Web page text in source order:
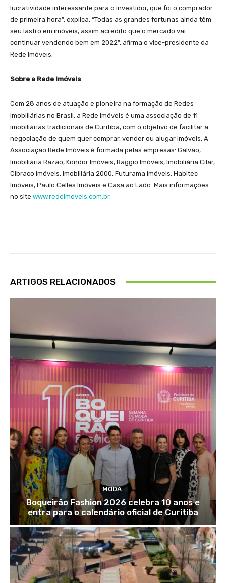
lucratividade interessante para o investidor, que foi o comprador
de primeira hora”, explica. “Todas as grandes fortunas ainda têm
seu lastro em imóveis, assim acredito que o mercado vai
continuar vendendo bem em 2022”, afirma o vice-presidente da
Rede Imóveis.
Sobre a Rede Imóveis
Com 28 anos de atuação e pioneira na formação de Redes
Imobiliárias no Brasil, a Rede Imóveis é uma associação de 11
imobiliárias tradicionais de Curitiba, com o objetivo de facilitar a
negociação de quem quer comprar, vender ou alugar imóveis. A
Associação Rede Imóveis é formada pelas empresas: Galvão,
Imobiliária Razão, Kondor Imóveis, Baggio Imóveis, Imobiliária Cilar,
Cibraco Imóveis, Imobiliária 2000, Futurama Imóveis, Habitec
Imóveis, Paulo Celles Imóveis e Casa ao Lado. Mais informações
no site www.redeimoveis.com.br.
ARTIGOS RELACIONADOS
MODA
Boqueirão Fashion 2026 celebra 10 anos e
entra para o calendário oficial de Curitiba